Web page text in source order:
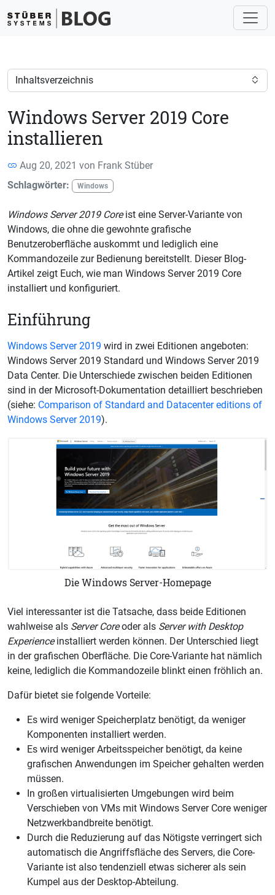
Inhaltsverzeichnis
Windows Server 2019 Core
installieren
Aug 20, 2021 von Frank Stüber
Schlagwörter:
Windows
Windows Server 2019 Coreist eine Server-Variante von
Windows, die ohne die gewohnte grafische
Benutzeroberfläche auskommt und lediglich eine
Kommandozeile zur Bedienung bereitstellt. Dieser Blog-
Artikel zeigt Euch, wie man Windows Server 2019 Core
installiert und konfiguriert.
Einführung
Windows Server 2019 wird in zwei Editionen angeboten:
Windows Server 2019 Standard und Windows Server 2019
Data Center. Die Unterschiede zwischen beiden Editionen
sind in der Microsoft-Dokumentation detailliert beschrieben
(siehe: Comparison of Standard and Datacenter editions of
Windows Server 2019).
Die Windows Server-Homepage
Viel interessanter ist die Tatsache, dass beide Editionen
wahlweise als Server Coreoder als Server with Desktop
Experienceinstalliert werden können. Der Unterschied liegt
in der grafischen Oberfläche. Die Core-Variante hat nämlich
keine, lediglich die Kommandozeile blinkt einen fröhlich an.
Dafür bietet sie folgende Vorteile:
Es wird weniger Speicherplatz benötigt, da weniger
Komponenten installiert werden.
Es wird weniger Arbeitsspeicher benötigt, da keine
grafischen Anwendungen im Speicher gehalten werden
müssen.
In großen virtualisierten Umgebungen wird beim
Verschieben von VMs mit Windows Server Core weniger
Netzwerkbandbreite benötigt.
Durch die Reduzierung auf das Nötigste verringert sich
automatisch die Angriffsfläche des Servers, die Core-
Variante ist also tendenziell etwas sicherer als sein
Kumpel aus der Desktop-Abteilung.